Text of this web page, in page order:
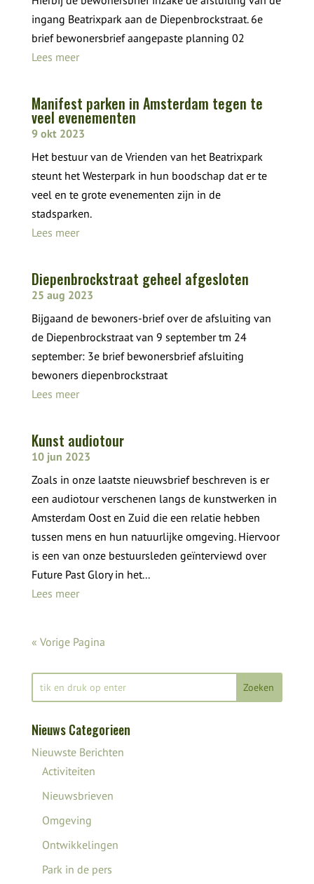
ingang Beatrixpark aan de Diepenbrockstraat. 6e
brief bewonersbrief aangepaste planning 02
Lees meer
Manifest parken in Amsterdam tegen te
veel evenementen
9 okt 2023
Het bestuur van de Vrienden van het Beatrixpark
steunt het Westerpark in hun boodschap dat er te
veel en te grote evenementen zijn in de
stadsparken.
Lees meer
Diepenbrockstraat geheel afgesloten
25 aug 2023
Bijgaand de bewoners-brief over de afsluiting van
de Diepenbrockstraat van 9 september tm 24
september: 3e brief bewonersbrief afsluiting
bewoners diepenbrockstraat
Lees meer
Kunst audiotour
10 jun 2023
Zoals in onze laatste nieuwsbrief beschreven is er
een audiotour verschenen langs de kunstwerken in
Amsterdam Oost en Zuid die een relatie hebben
tussen mens en hun natuurlijke omgeving. Hiervoor
is een van onze bestuursleden geïnterviewd over
Future Past Glory in het...
Lees meer
« Vorige Pagina
Nieuws Categorieen
Nieuwste Berichten
Activiteiten
Nieuwsbrieven
Omgeving
Ontwikkelingen
Park in de pers